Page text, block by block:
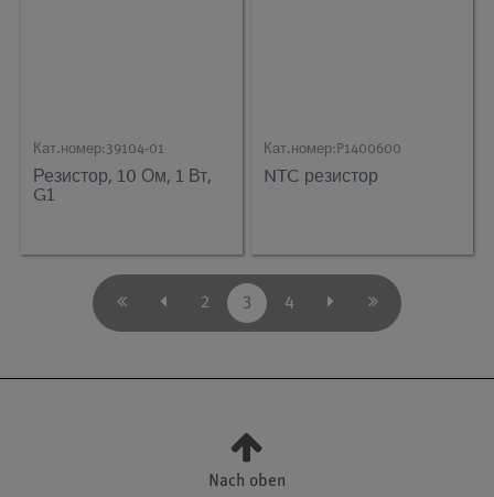
Кат.номер:39104-01
Резистор, 10 Ом, 1 Вт,
G1
Кат.номер: P1400600
NTC резистор
2 3 4
Nach oben